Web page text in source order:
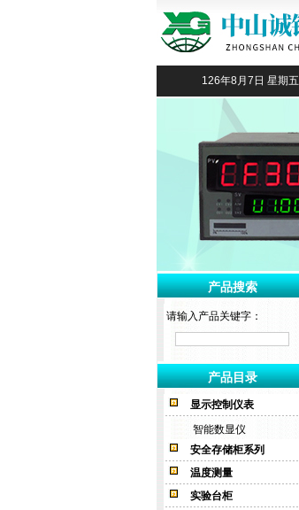
126年8月7日 星期五
产品搜索
请输入产品关键字：
产品目录
显示控制仪表
智能数显仪
安全存储柜系列
温度测量
实验台柜